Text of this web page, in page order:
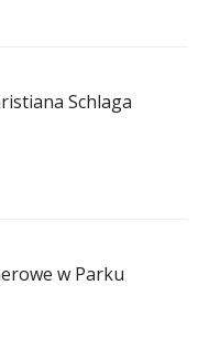
Schlaga
w Parku